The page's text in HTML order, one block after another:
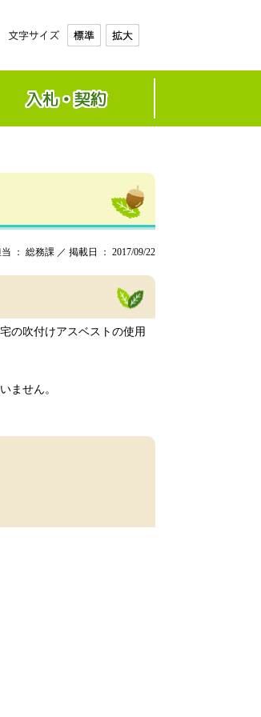
： 総務課 ／ 掲載日 ： 2017/09/22
の吹付けアスベストの使用
ません。